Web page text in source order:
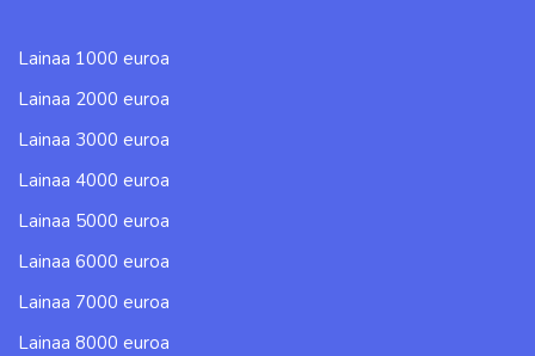
Lainaa 1000 euroa
Lainaa 2000 euroa
Lainaa 3000 euroa
Lainaa 4000 euroa
Lainaa 5000 euroa
Lainaa 6000 euroa
Lainaa 7000 euroa
Lainaa 8000 euroa